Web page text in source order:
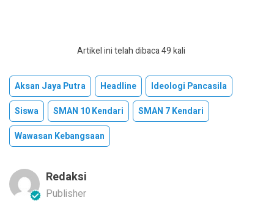
Artikel ini telah dibaca 49 kali
Aksan Jaya Putra Headline
Ideologi Pancasila
Siswa
SMAN 10 Kendari
SMAN 7 Kendari
Wawasan Kebangsaan
Redaksi
Publisher